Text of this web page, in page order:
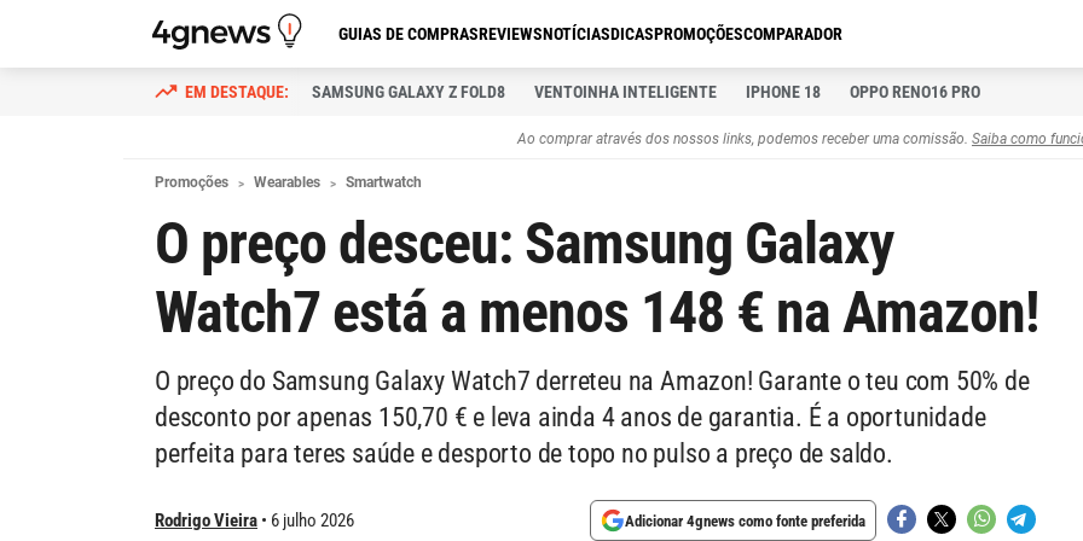
GUIAS DE COMPRASREVIEWSNOTÍCIASDICASPROMOÇÕESCOMPARADOR
SAMSUNG GALAXY Z FOLD8 VENTOINHA INTELIGENTE IPHONE 18 OPPO RENO16 PRO
Ao comprar através dos nossos links, podemos receber uma comissão. Saiba como
Promoções Wearables Smartwatch
O preço desceu: Samsung Galaxy
Watch7 está a menos 148 € na Amazon!
O preço do Samsung Galaxy Watch7 derreteu na Amazon! Garante o teu com 50% de
desconto por apenas 150,70 € e leva ainda 4 anos de garantia. É a oportunidade
perfeita para teres saúde e desporto de topo no pulso a preço de saldo.
Rodrigo Vieira 6 julho 2026 Adicionar 4gnews como fonte preferida